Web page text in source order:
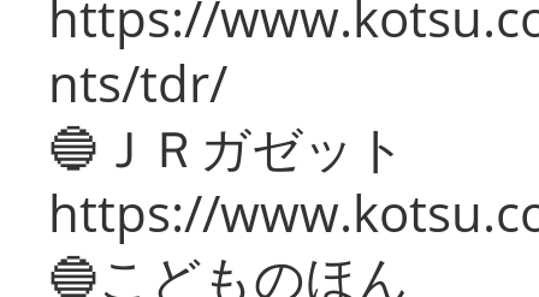
https://
nts/tdr/
🔵ＪＲガゼット
https://
🔵こどものほん